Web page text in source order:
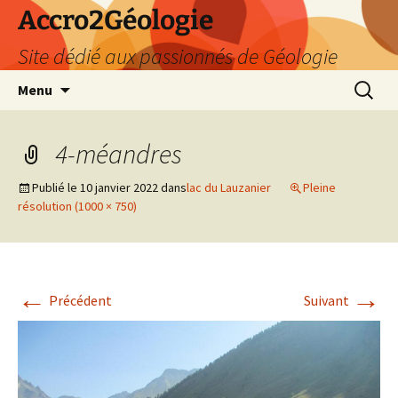
Accro2Géologie
Site dédié aux passionnés de Géologie
Menu
4-méandres
Publié le 10 janvier 2022danslac du Lauzanier
Pleine
résolution (1000 × 750)
← Précédent Suivant →